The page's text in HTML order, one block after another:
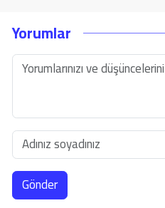
Yorumlar
Gönder